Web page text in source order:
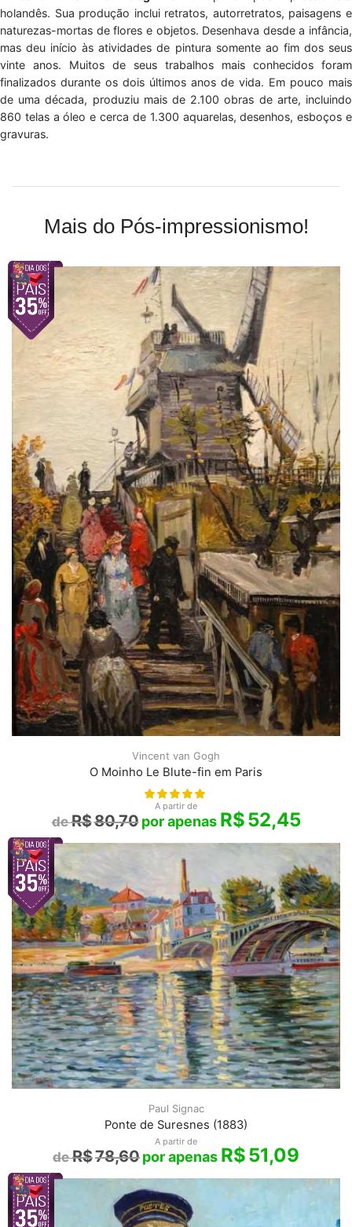
holandês. Sua produção inclui retratos, autorretratos, paisagens e
naturezas-mortas de flores e objetos. Desenhava desde a infância,
mas deu início às atividades de pintura somente ao fim dos seus
vinte anos. Muitos de seus trabalhos mais conhecidos foram
finalizados durante os dois últimos anos de vida. Em pouco mais
de uma década, produziu mais de 2.100 obras de arte, incluindo
860 telas a óleo e cerca de 1.300 aquarelas, desenhos, esboços e
gravuras.
Mais do Pós-impressionismo!
Vincent van Gogh
O Moinho Le Blute-fin em Paris
A partir de
R$80,70 R$52,45
Paul Signac
Ponte de Suresnes (1883)
A partir de
R$78,60 R$51,09